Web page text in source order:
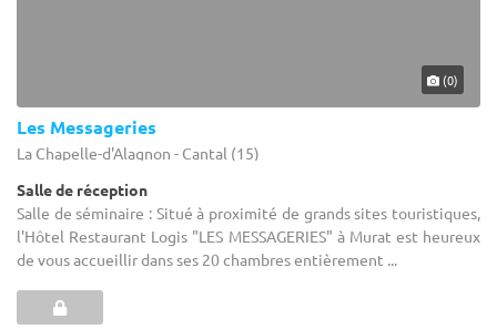
(0)
Les Messageries
La Chapelle-d'Alagnon - Cantal (15)
Salle de réception
Salle de séminaire : Situé à proximité de grands sites touristiques,
l'Hôtel Restaurant Logis "LES MESSAGERIES" à Murat est heureux
de vous accueillir dans ses 20 chambres entièrement ...